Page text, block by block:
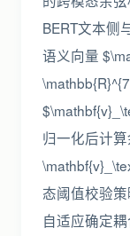
BERT文本侧
语义向量
归一化后计
态阈值校验
自适应确定